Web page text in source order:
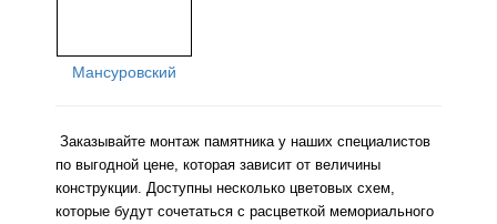
Мансуровский
Заказывайте монтаж памятника у наших специалистов
по выгодной цене, которая зависит от величины
конструкции. Доступны несколько цветовых схем,
которые будут сочетаться с расцветкой мемориального